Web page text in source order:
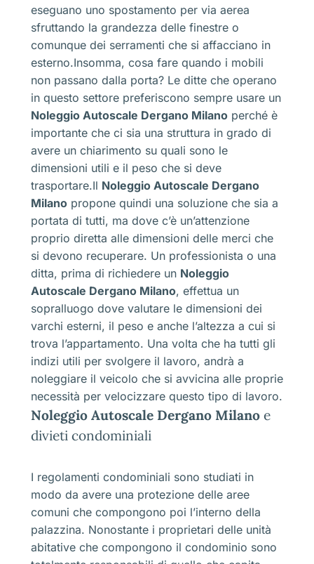
eseguano uno spostamento per via aerea
sfruttando la grandezza delle finestre o
comunque dei serramenti che si affacciano in
esterno.Insomma, cosa fare quando i mobili
non passano dalla porta? Le ditte che operano
in questo settore preferiscono sempre usare un
Noleggio Autoscale Dergano Milano perché è
importante che ci sia una struttura in grado di
avere un chiarimento su quali sono le
dimensioni utili e il peso che si deve
trasportare.Il Noleggio Autoscale Dergano
Milano propone quindi una soluzione che sia a
portata di tutti, ma dove c’è un’attenzione
proprio diretta alle dimensioni delle merci che
si devono recuperare. Un professionista o una
ditta, prima di richiedere un Noleggio
Autoscale Dergano Milano, effettua un
sopralluogo dove valutare le dimensioni dei
varchi esterni, il peso e anche l’altezza a cui si
trova l’appartamento. Una volta che ha tutti gli
indizi utili per svolgere il lavoro, andrà a
noleggiare il veicolo che si avvicina alle proprie
necessità per velocizzare questo tipo di lavoro.
Noleggio Autoscale Dergano Milano e
divieti condominiali
I regolamenti condominiali sono studiati in
modo da avere una protezione delle aree
comuni che compongono poi l’interno della
palazzina. Nonostante i proprietari delle unità
abitative che compongono il condominio sono